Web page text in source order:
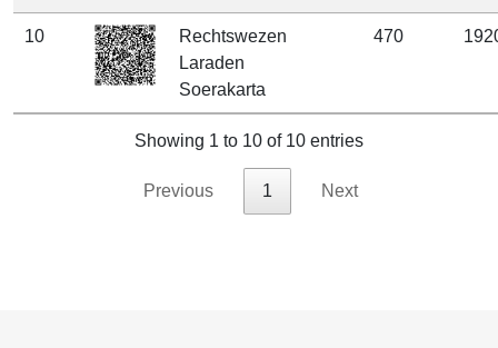
10
Rechtswezen
Laraden
Soerakarta
470
Showing 1 to 10 of 10 entries
Previous 1 Next